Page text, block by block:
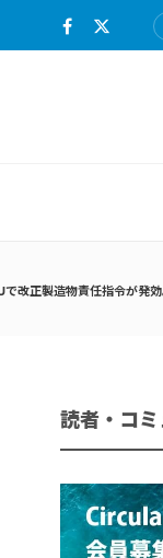
で改正製造物責任指令が発
読者・コミ